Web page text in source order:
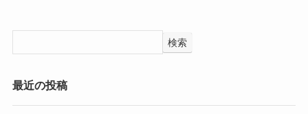
検索
最近の投稿